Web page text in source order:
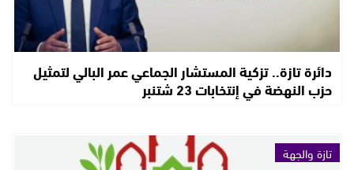
دائرة تازة.. تزكية المستشار الجماعي عمر البالي لتمثيل
حزب النهضة في إنتخابات 23 شتنبر
تازة والجهة